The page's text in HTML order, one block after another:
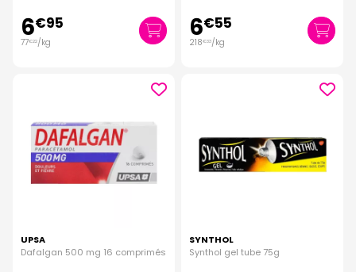
6€95
77€22/kg 6€55
218€33/kg
UPSA
Dafalgan 500 mg 16 comprimés
SYNTHOL
Synthol gel tube 75g